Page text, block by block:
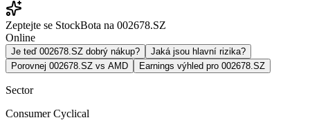
Zeptejte se StockBota na 002678.SZ
Online
Je teď 002678.SZ dobrý nákup?
Jaká jsou hlavní rizika?
Porovnej 002678.SZ vs AMD
Earnings výhled pro 002678.SZ
Sector
Consumer Cyclical